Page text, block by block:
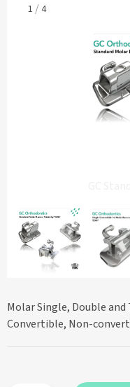
1 /4
Molar Single, Double
Convertible, Non-